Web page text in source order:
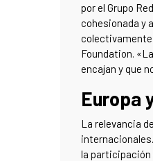
por el Grupo
cohesionada y
colectivamente
Foundation.
encajan y que
Europa
La relevancia
la participación